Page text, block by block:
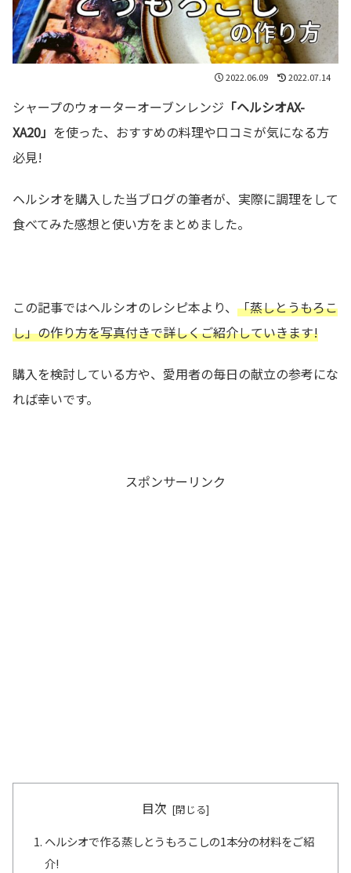
2022.06.09 2022.07.14
シャープのウォーターオーブンレンジ 「ヘルシオAX-
XA20」 を使った、おすすめの料理や口コミが気になる方
必見!
ヘルシオを購入した当ブログの筆者が、実際に調理をして
食べてみた感想と使い方をまとめました。
この記事ではヘルシオのレシピ本より、 「蒸しとうもろこ
し」の作り方を写真付きで詳しくご紹介していきます!
購入を検討している方や、愛用者の毎日の献立の参考にな
れば幸いです。
スポンサーリンク
目次
ヘルシオで作る蒸しとうもろこしの1本分の材料をご紹
介!